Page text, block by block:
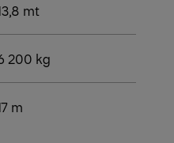
mt
200 kg
m